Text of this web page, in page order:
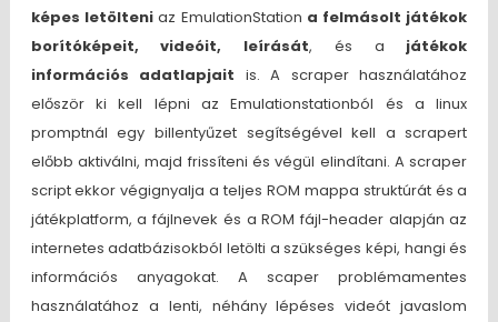
képes letölteniaz EmulationStation a felmásolt játékok
borítóképeit, videóit, leírását, és a játékok
információs adatlapjait is. A scraper használatához
először ki kell lépni az Emulationstationból és a linux
promptnál egy billentyűzet segítségével kell a scrapert
előbb aktiválni, majd frissíteni és végül elindítani. A scraper
script ekkor végignyalja a teljes ROM mappa struktúrát és a
játékplatform, a fájlnevek és a ROM fájl-header alapján az
internetes adatbázisokból letölti a szükséges képi, hangi és
információs anyagokat. A scaper problémamentes
használatához a lenti, néhány lépéses videót javaslom